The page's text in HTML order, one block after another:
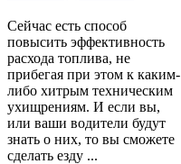
Сейчас есть способ
повысить эффективность
расхода топлива, не
прибегая при этом к каким-
либо хитрым техническим
ухищрениям. И если вы,
или ваши водители будут
знать о них, то вы сможете
сделать езду ...